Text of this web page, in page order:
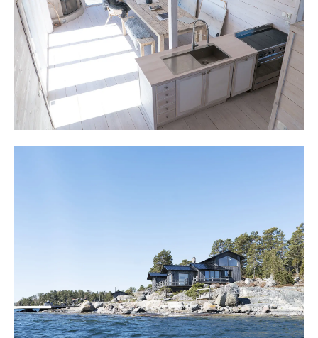
maximalt med ljusinsläpp och utsikt. Två sovrum finns
och ovanpå ett sovloft med plats för dubbelsängar.
Huvudbyggnaden på cirka 90 m² följer berget i olika
etager och från alla fönster är vattenkontakten slående,
precis som arkitekten ville. Huset har en sovrumsdel och
en sällskapsdel. Sällskapsdelen bjuder på generösa ytor
En halv trappa leder upp till tv-rum. Här har man koll på
vad som händer och vacker utsikt mot Möja Västerfjärd.
En halv trappa ned möter hallen med klinker och från